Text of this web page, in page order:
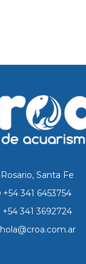
Rosario, Santa Fe
+54 341 6453754
+54 341 3692724
hola@croa.com.ar